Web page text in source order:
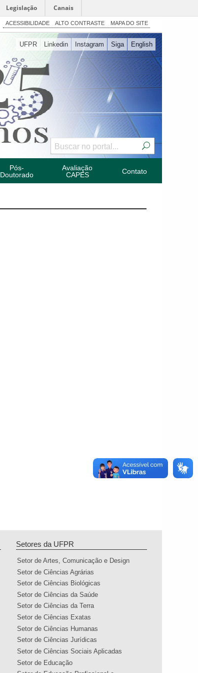
Legislação Canais
ACESSIBILIDADE ALTO CONTRASTE MAPA DO SITE
UFPR Linkedin Instagram Siga English
Pós-
Doutorado
Avaliação
CAPES
Contato
Setores da UFPR
Setor de Artes, Comunicação e Design
Setor de Ciências Agrárias
Setor de Ciências Biológicas
Setor de Ciências da Saúde
Setor de Ciências da Terra
Setor de Ciências Exatas
Setor de Ciências Humanas
Setor de Ciências Jurídicas
Setor de Ciências Sociais Aplicadas
Setor de Educação